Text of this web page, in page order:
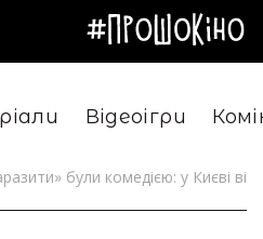
Відеоігри
були комедією: у Києві